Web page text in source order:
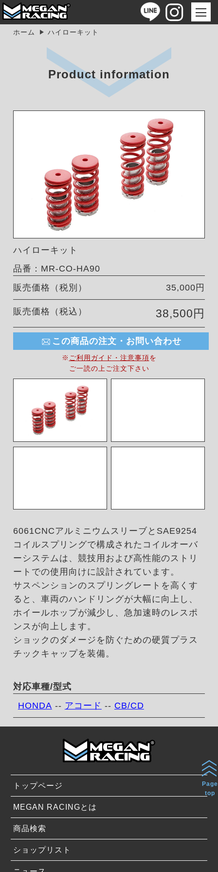
ホーム ハイローキット
Product information
ハイローキット
品番：MR-CO-HA90
販売価格（税別）
35,000円
販売価格（税込） 38,500円
この商品の注文・お問い合わせ
※ ご利用ガイド・注意事項を
ご一読の上ご注文下さい
6061CNCアルミニウムスリーブとSAE9254
コイルスプリングで構成されたコイルオーバ
ーシステムは、競技用および高性能のストリ
ートでの使用向けに設計されています。
サスペンションのスプリングレートを高くす
ると、車両のハンドリングが大幅に向上し、
ホイールホップが減少し、急加速時のレスポ
ンスが向上します。
ショックのダメージを防ぐための硬質プラス
チックキャップを装備。
対応車種/型式
HONDA -- アコード -- CB/CD
トップページ
MEGAN RACINGとは
商品検索
ショップリスト
Page
top